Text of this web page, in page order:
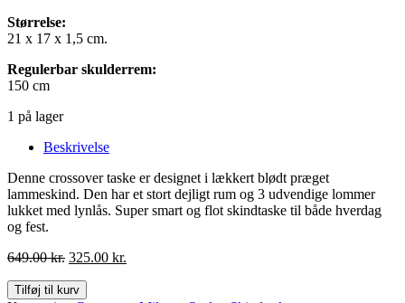
Størrelse:
21 x 17 x 1,5 cm.
Regulerbar skulderrem:
150 cm
1 på lager
Beskrivelse
Denne crossover taske er designet i lækkert blødt præget
lammeskind. Den har et stort dejligt rum og 3 udvendige lommer
lukket med lynlås. Super smart og flot skindtaske til både hverdag
og fest.
649.00kr. Den
pris
325.00 kr.
Tilføj til kurv